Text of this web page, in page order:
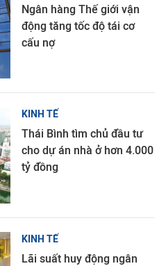
Ngân hàng Thế giới vận
động tăng tốc độ tái cơ
cấu nợ
KINH TẾ
Thái Bình tìm chủ đầu tư
cho dự án nhà ở hơn 4.000
tỷ đồng
KINH TẾ
Lãi suất huy động ngân